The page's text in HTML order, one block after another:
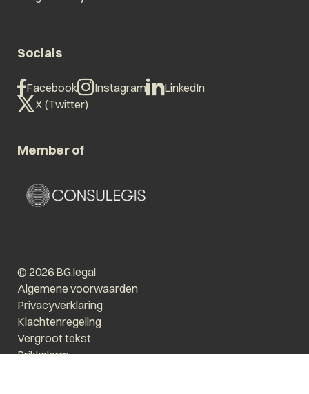
Socials
Facebook Instagram
LinkedIn
X (Twitter)
Member of
© 2026 BG.legal
Algemene voorwaarden
Privacyverklaring
Klachtenregeling
Vergroot tekst
Prikkelarm